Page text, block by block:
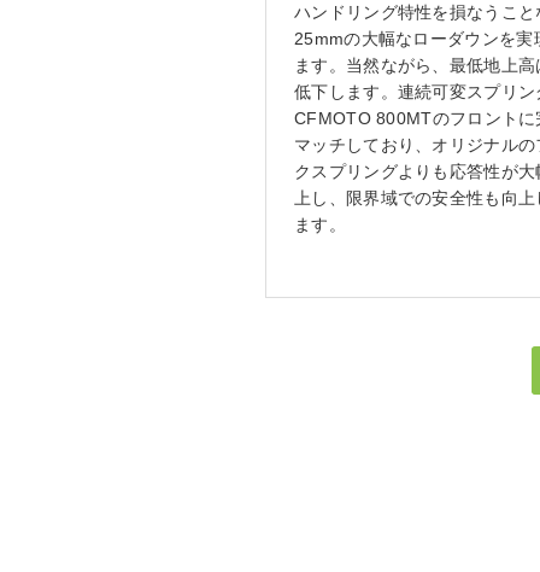
ハンドリング特性を損なうこと
25mmの大幅なローダウンを実
ます。当然ながら、最低地上高
低下します。連続可変スプリン
CFMOTO 800MTのフロントに
マッチしており、オリジナルの
クスプリングよりも応答性が大
上し、限界域での安全性も向
ます。